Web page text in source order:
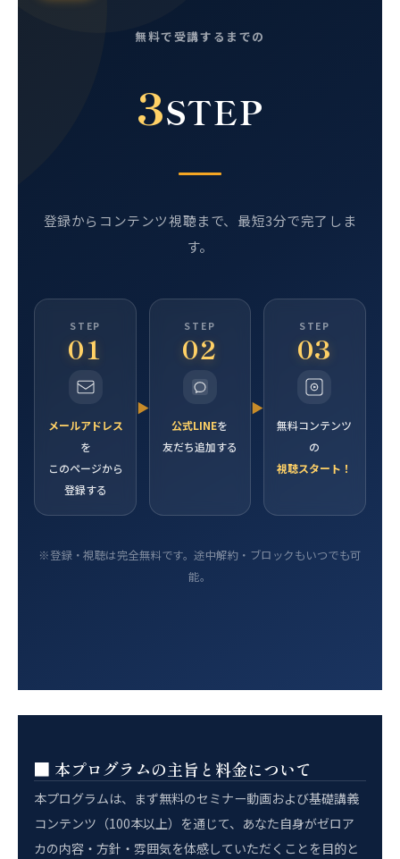
無料で受講するまでの
3STEP
登録からコンテンツ視聴まで、最短3分で完了しま
す。
STEP
01
メールアドレス
を
このページから
登録する
▶
STEP
02
公式LINEを
友だち追加する
▶
STEP
03
無料コンテンツ
の
視聴スタート！
※登録・視聴は完全無料です。途中解約・ブロックもいつでも可
能。
■ 本プログラムの主旨と料金について
本プログラムは、まず無料のセミナー動画および基礎講義
コンテンツ（100本以上）を通じて、あなた自身がゼロア
カの内容・方針・雰囲気を体感していただくことを目的と